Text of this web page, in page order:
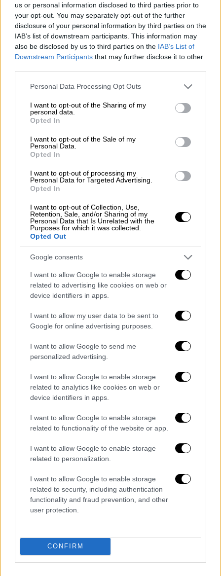
us or personal information disclosed to third parties prior to
your opt-out. You may separately opt-out of the further
disclosure of your personal information by third parties on the
IAB’s list of downstream participants. This information may
also be disclosed by us to third parties on the IAB’s List of
Downstream Participants that may further disclose it to other
Please note that this website/app uses one or more Google
not limited to your visit or usage behaviour. You may click to
grant or deny consent to Google and its third-party tags to
use your data for below specified purposes in below Google
consent section.
Personal Data Processing Opt Outs
I want to opt-out of the Sharing of my
personal data.
Opted In
I want to opt-out of the Sale of my
Personal Data.
Opted In
I want to opt-out of processing my
Personal Data for Targeted Advertising.
Opted In
I want to opt-out of Collection, Use,
Retention, Sale, and/or Sharing of my
Personal Data that Is Unrelated with the
Purposes for which it was collected.
Opted Out
Google consents
I want to allow Google to enable storage
related to advertising like cookies on web or
device identifiers in apps.
I want to allow my user data to be sent to
Google for online advertising purposes.
I want to allow Google to send me
personalized advertising.
I want to allow Google to enable storage
related to analytics like cookies on web or
device identifiers in apps.
I want to allow Google to enable storage
related to functionality of the website or app.
I want to allow Google to enable storage
related to personalization.
I want to allow Google to enable storage
related to security, including authentication
functionality and fraud prevention, and other
user protection.
CONFIRM
Και συνεχίζουμε: «Η ηλιακή γεωμηχανική,
που κάποτε κινείτο στη σφαίρα της
επιστημονικής φαντασίας, τώρα
μετακινείται πειραματικά (και) στον
πραγματικό κόσμο, αυξάνοντας τον κίνδυνο
κακής χρήσης από εχθρικούς παράγοντες.
Γνωστή και ως διαχείριση ηλιακής
ακτινοβολίας, αυτό το σύνολο νέων
τεχνολογιών (Η πιο συζητημένη μέθοδος
είναι η στρατοσφαιρική έγχυση
αερολυμάτων (SAI), η οποία περιλαμβάνει τη
διασπορά σωματιδίων (π.χ. διοξείδιο του
αντανάκλαση της ηλιακής ακτινοβολίας),
στοχεύει στην τεχνητή επιβράδυνση της
αύξησης των παγκόσμιων θερμοκρασιών
μειώνοντας την ποσότητα του ηλιακού
φωτός που απορροφάται από την επιφάνεια
της Γης. Αυτές οι τεχνολογίες ενέχουν
διττούς κινδύνους: εκτός από τις ακούσιες
περιβαλλοντικές συνέπειες, θα μπορούσαν
να αξιοποιηθούν από δυνάμεις που
επιδιώκουν να διαταράξουν τη γεωπολιτική
που σχετίζονται με το κλίμα». Άρα;
έχει επιταχύνει την καταστροφή
του περιβάλλοντος, δημιουργώντας έναν
και η κλιματική αλλαγή αλληλοενισχύονται.
Η Ευρώπη βιώνει έντονους καύσωνες (την
Πρωτομαγιά που είχαμε 12°C στην Αθήνα,
στο Όσλο, ο υδράργυρος έδειχνε 18!) και
ξηρασίες, με τμήματα της ηπείρου να
θερμαίνονται περισσότερο από δύο φορές
πιο γρήγορα από τον παγκόσμιο μέσο όρο.
αποσταθεροποίησης: το 2025, η Ουκρανία
αντιμετώπισε 1,39 εκατομμύρια εκτάρια
πυρκαγιών, ξεπερνώντας κατά πολύ τα
σε κατεχόμενα δασώδη εδάφη. Αυτές οι
πυρκαγιές, που προκαλούνται συνήθως από